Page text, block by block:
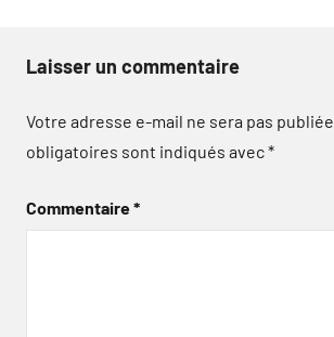
Laisser un commentaire
Votre adresse e-mail ne sera pas publiée.
obligatoires sont indiqués avec*
Commentaire*